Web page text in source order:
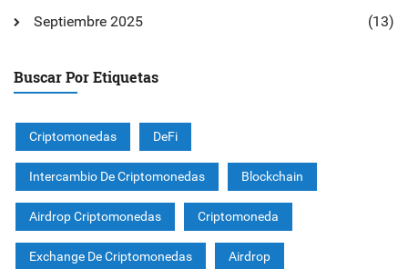
Septiembre 2025 (13)
Buscar Por Etiquetas
Criptomonedas DeFi
Intercambio De Criptomonedas Blockchain
Airdrop Criptomonedas Criptomoneda
Exchange De Criptomonedas Airdrop